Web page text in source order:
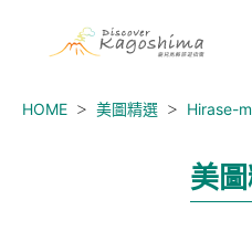
HOME 美圖精選 Hirase-
美